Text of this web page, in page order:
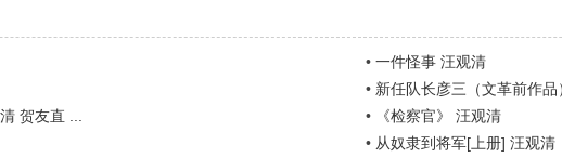
• 一件怪事 汪观清
• 新任队长彦三（文革前作
贺友直 ... •
《检察官》 汪观清
• 从奴隶到将军[上册] 汪观清